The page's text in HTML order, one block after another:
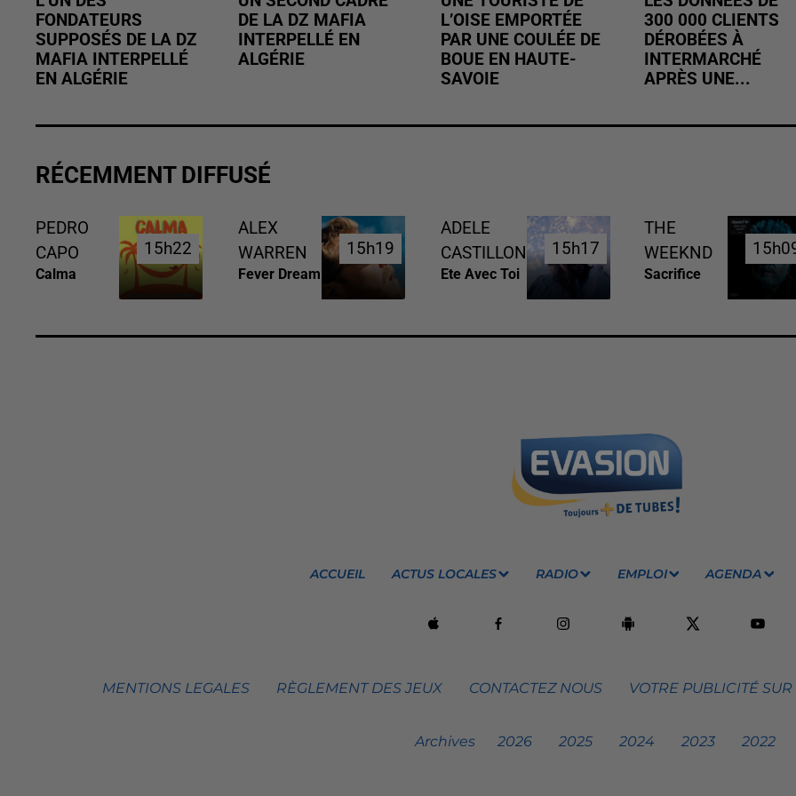
FONDATEURS
SUPPOSÉS DE LA DZ
MAFIA INTERPELLÉ
EN ALGÉRIE
DE LA DZ MAFIA
INTERPELLÉ EN
ALGÉRIE
L’OISE EMPORTÉE
PAR UNE COULÉE DE
BOUE EN HAUTE-
SAVOIE
300 000 CLIENTS
DÉROBÉES À
INTERMARCHÉ
APRÈS UNE...
RÉCEMMENT DIFFUSÉ
PEDRO
CAPO
Calma
15h22
15h22
ALEX
WARREN
Fever Dream
15h19
15h19
ADELE
CASTILLON
Ete Avec Toi
15h17
15h17
THE
WEEKND
Sacrifice
ACCUEIL ACTUS LOCALES RADIO EMPLOI AGENDA
MENTIONS LEGALES RÈGLEMENT DES JEUX CONTACTEZ NOUS VOTRE PUBLICITÉ
Archives 2026 2025 2024 2023 2022